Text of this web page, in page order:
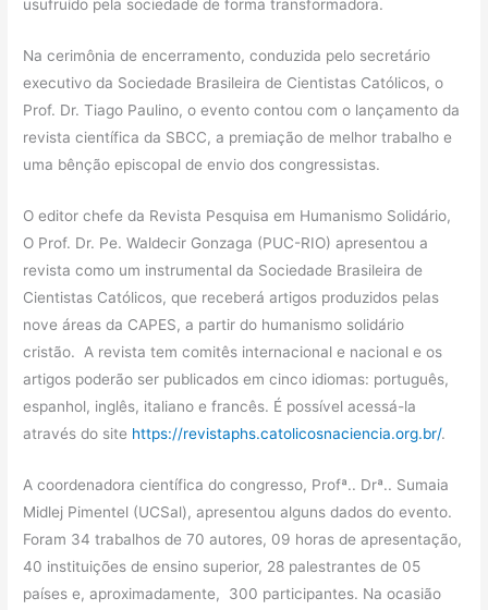
usufruído pela sociedade de forma transformadora.
Na cerimônia de encerramento, conduzida pelo secretário
executivo da Sociedade Brasileira de Cientistas Católicos, o
Prof. Dr. Tiago Paulino, o evento contou com o lançamento da
revista científica da SBCC, a premiação de melhor trabalho e
uma bênção episcopal de envio dos congressistas.
O editor chefe da Revista Pesquisa em Humanismo Solidário,
O Prof. Dr. Pe. Waldecir Gonzaga (PUC-RIO) apresentou a
revista como um instrumental da Sociedade Brasileira de
Cientistas Católicos, que receberá artigos produzidos pelas
nove áreas da CAPES, a partir do humanismo solidário
cristão. A revista tem comitês internacional e nacional e os
artigos poderão ser publicados em cinco idiomas: português,
espanhol, inglês, italiano e francês. É possível acessá-la
através do site https://revistaphs.catolicosnaciencia.org.br/.
A coordenadora científica do congresso, Profª.. Drª.. Sumaia
Midlej Pimentel (UCSal), apresentou alguns dados do evento.
Foram 34 trabalhos de 70 autores, 09 horas de apresentação,
40 instituições de ensino superior, 28 palestrantes de 05
países e, aproximadamente, 300 participantes. Na ocasião